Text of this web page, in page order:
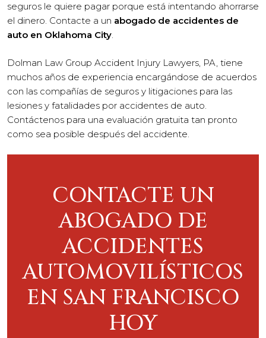
seguros le quiere pagar porque está intentando ahorrarse
el dinero. Contacte a un abogado de accidentes de
auto en Oklahoma City.
Dolman Law Group Accident Injury Lawyers, PA, tiene
muchos años de experiencia encargándose de acuerdos
con las compañías de seguros y litigaciones para las
lesiones y fatalidades por accidentes de auto.
Contáctenos para una evaluación gratuita tan pronto
como sea posible después del accidente.
CONTACTE UN
ABOGADO DE
ACCIDENTES
AUTOMOVILÍSTICOS
EN SAN FRANCISCO
HOY